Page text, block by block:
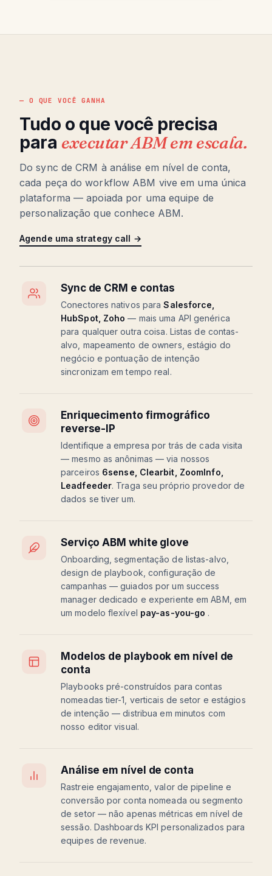
— O QUE VOCÊ GANHA
Tudo o que você precisa
para executar ABM em escala.
Do sync de CRM à análise em nível de conta,
cada peça do workflow ABM vive em uma única
plataforma — apoiada por uma equipe de
personalização que conhece ABM.
Agende uma strategy call →
Sync de CRM e contas
Conectores nativos paraSalesforce,
HubSpot, Zoho — mais uma API genérica
para qualquer outra coisa. Listas de contas-
alvo, mapeamento de owners, estágio do
negócio e pontuação de intenção
sincronizam em tempo real.
Enriquecimento firmográfico
reverse-IP
Identifique a empresa por trás de cada visita
— mesmo as anônimas — via nossos
parceiros 6sense, Clearbit, ZoomInfo,
Leadfeeder. Traga seu próprio provedor de
dados se tiver um.
Serviço ABM white glove
Onboarding, segmentação de listas-alvo,
design de playbook, configuração de
campanhas — guiados por um success
manager dedicado e experiente em ABM, em
um modelo flexível pay-as-you-go .
Modelos de playbook em nível de
conta
Playbooks pré-construídos para contas
nomeadas tier-1, verticais de setor e estágios
de intenção — distribua em minutos com
nosso editor visual.
Análise em nível de conta
Rastreie engajamento, valor de pipeline e
conversão por conta nomeada ou segmento
de setor — não apenas métricas em nível de
sessão. Dashboards KPI personalizados para
equipes de revenue.